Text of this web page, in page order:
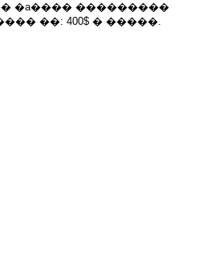
�a���� ���������
��: 400$ � �����.